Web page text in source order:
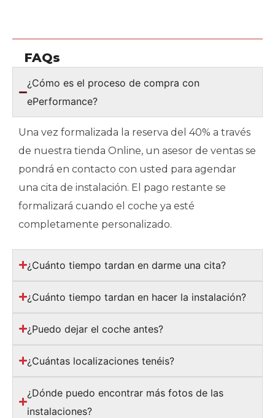
FAQs
¿Cómo es el proceso de compra con
ePerformance?
Una vez formalizada la reserva del 40% a través
de nuestra tienda Online, un asesor de ventas se
pondrá en contacto con usted para agendar
una cita de instalación. El pago restante se
formalizará cuando el coche ya esté
completamente personalizado.
¿Cuánto tiempo tardan en darme una cita?
¿Cuánto tiempo tardan en hacer la instalación?
¿Puedo dejar el coche antes?
¿Cuántas localizaciones tenéis?
¿Dónde puedo encontrar más fotos de las
instalaciones?